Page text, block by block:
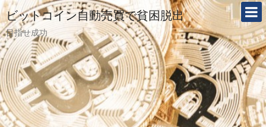
ビットコイン自動売買で貧困脱出
目指せ成功